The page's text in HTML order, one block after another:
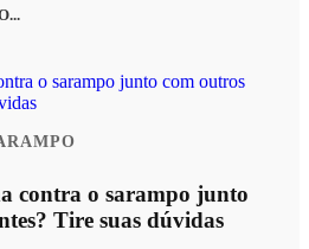
contra o sarampo junto
Tire suas dúvidas